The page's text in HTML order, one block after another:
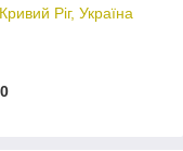
Ріг, Україна